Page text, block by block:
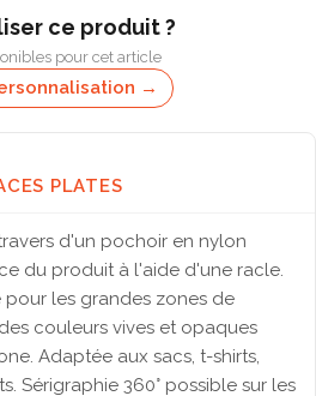
ce produit ?
pour cet article
→
PLATES
d'un pochoir en nylon
du produit à l'aide d'une racle.
les grandes zones de
couleurs vives et opaques
Adaptée aux sacs, t-shirts,
Sérigraphie 360° possible sur les